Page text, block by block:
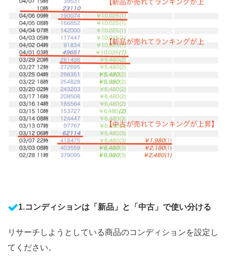
1.コンディションは「新品」と「中古」で使い分ける
リサーチしようとしている商品のコンディションを設定し
てください。